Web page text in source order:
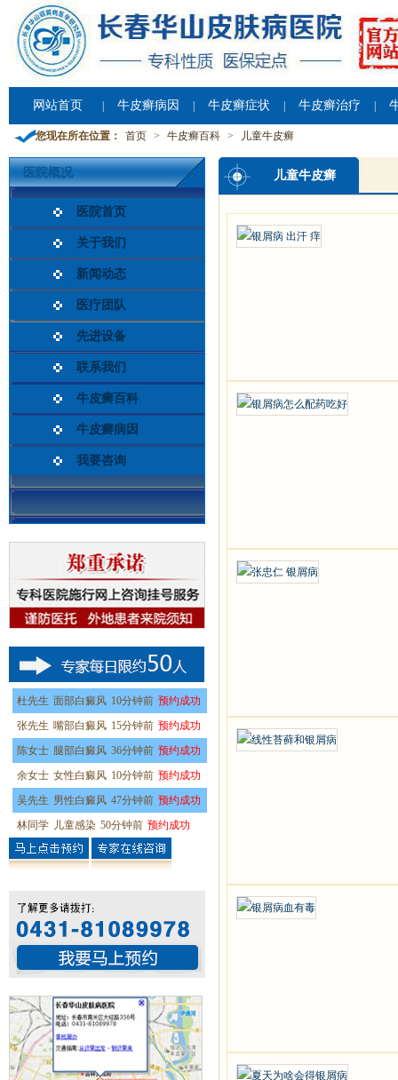
网站首页 牛皮癣病因 牛皮癣症状 牛皮癣治疗
您现在所在位置： 首页 > 牛皮癣百科 > 儿童牛皮癣
医院概况
医院首页
关于我们
新闻动态
医疗团队
先进设备
联系我们
牛皮癣百科
牛皮癣病因
我要咨询
杜先生 面部白癜风 10分钟前 预约成功
张先生 嘴部白癜风 15分钟前 预约成功
陈女士 腿部白癜风 36分钟前 预约成功
余女士 女性白癜风 10分钟前 预约成功
吴先生 男性白癜风 47分钟前 预约成功
林同学 儿童感染 50分钟前 预约成功
儿童牛皮癣